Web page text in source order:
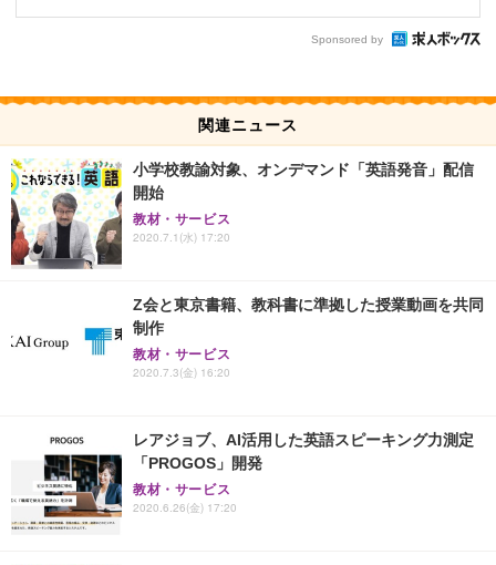
Sponsored by
関連ニュース
小学校教諭対象、オンデマンド「英語発音」配信
開始
教材・サービス
2020.7.1(水) 17:20
Z会と東京書籍、教科書に準拠した授業動画を共同
制作
教材・サービス
2020.7.3(金) 16:20
レアジョブ、AI活用した英語スピーキング力測定
「PROGOS」開発
教材・サービス
2020.6.26(金) 17:20